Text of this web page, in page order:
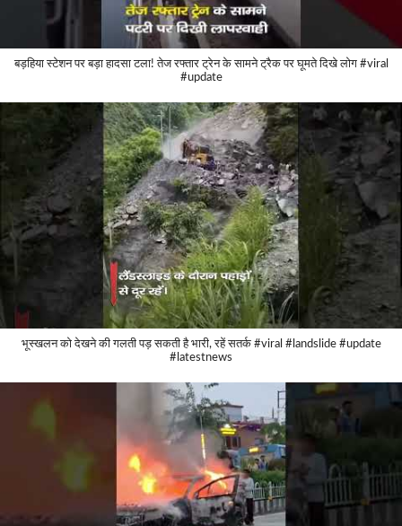
बड़हिया स्टेशन पर बड़ा हादसा टला! तेज रफ्तार ट्रेन के सामने ट्रैक पर घूमते दिखे लोग #viral
#update
भूस्खलन को देखने की गलती पड़ सकती है भारी, रहें सतर्क #viral #landslide #update
#latestnews